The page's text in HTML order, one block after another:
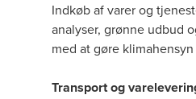
Indkøb af varer og
analyser, grønne udbud
med at gøre
Transport og